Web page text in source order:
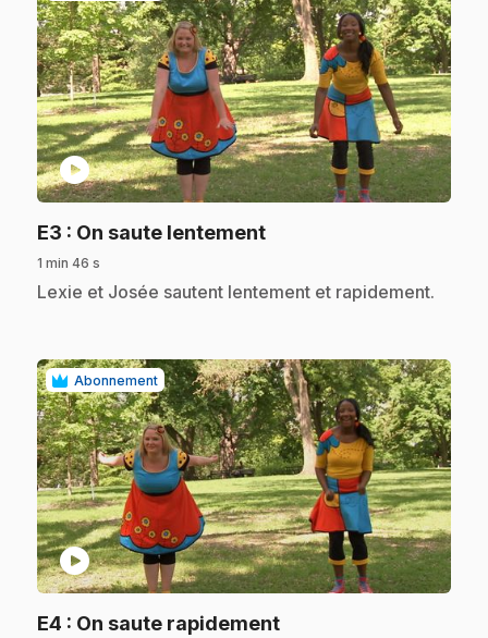
play_circle
E3 : On saute lentement.
1 min 46 s
.Lexie et Josée sautent lentement et rapidement.
Abonnement
play_circle
E4 : On saute rapidement.